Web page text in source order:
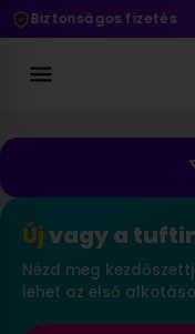
Biztonságos fizetés
Újvagy a
Nézd meg
lehet az első